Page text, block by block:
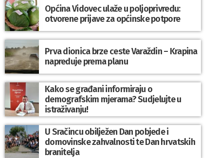
Općina Vidovec ulaže u poljoprivredu:
otvorene prijave za općinske potpore
Prva dionica brze ceste Varaždin – Krapina
napreduje prema planu
Kako se građani informiraju o
demografskim mjerama? Sudjelujte u
istraživanju!
U Sračincu obilježen Dan pobjede i
domovinske zahvalnosti te Dan hrvatskih
branitelja